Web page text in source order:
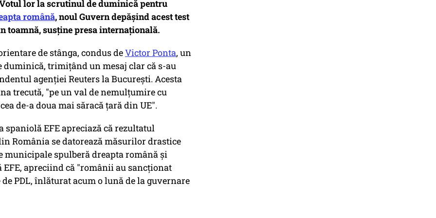
lor la scrutinul de duminică pentru
română, noul Guvern depășind acest test
toamnă, susține presa internațională.
de stânga, condus deVictor Ponta, un
trimiţând un mesaj clar că s-au
agenţiei Reuters la Bucureşti. Acesta
trecută, "pe un val de nemulţumire cu
de-a doua mai săracă ţară din UE".
spaniolă EFE apreciază că rezultatul
România se datorează măsurilor drastice
municipale spulberă dreapta română şi
apreciind că "românii au sancţionat
PDL, înlăturat acum o lună de la guvernare